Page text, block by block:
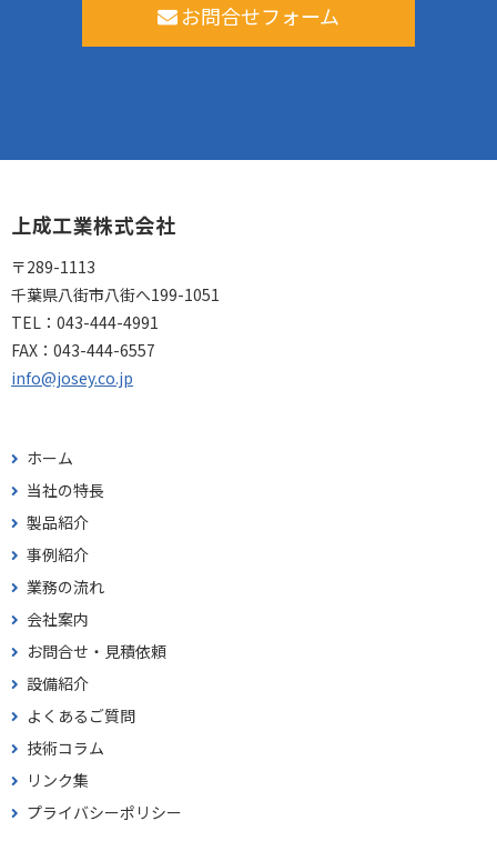
お問合せフォーム
上成工業株式会社
〒289-1113
千葉県八街市八街へ199-1051
TEL： 043-444-4991
FAX： 043-444-6557
info@josey.co.jp
ホーム
当社の特長
製品紹介
事例紹介
業務の流れ
会社案内
お問合せ・見積依頼
設備紹介
よくあるご質問
技術コラム
リンク集
プライバシーポリシー